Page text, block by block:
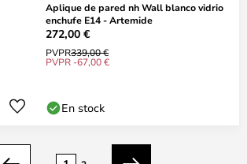
Aplique de pared nh Wall blanco vidrio
enchufe E14 - Artemide
272,00 €
PVPR339,00 €
PVPR -67,00 €
En stock